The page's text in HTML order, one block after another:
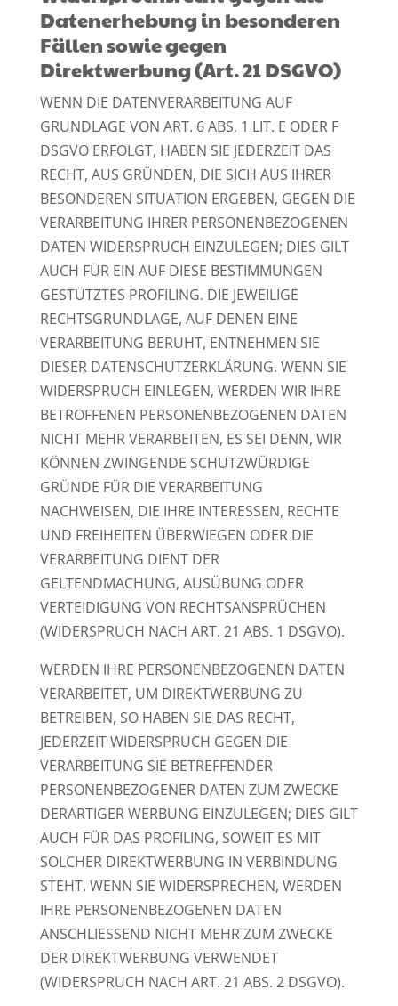
Datenerhebung in besonderen
Fällen sowie gegen
Direktwerbung (Art. 21 DSGVO)
WENN DIE DATENVERARBEITUNG AUF
GRUNDLAGE VON ART. 6 ABS. 1 LIT. E ODER F
DSGVO ERFOLGT, HABEN SIE JEDERZEIT DAS
RECHT, AUS GRÜNDEN, DIE SICH AUS IHRER
BESONDEREN SITUATION ERGEBEN, GEGEN DIE
VERARBEITUNG IHRER PERSONENBEZOGENEN
DATEN WIDERSPRUCH EINZULEGEN; DIES GILT
AUCH FÜR EIN AUF DIESE BESTIMMUNGEN
GESTÜTZTES PROFILING. DIE JEWEILIGE
RECHTSGRUNDLAGE, AUF DENEN EINE
VERARBEITUNG BERUHT, ENTNEHMEN SIE
DIESER DATENSCHUTZERKLÄRUNG. WENN SIE
WIDERSPRUCH EINLEGEN, WERDEN WIR IHRE
BETROFFENEN PERSONENBEZOGENEN DATEN
NICHT MEHR VERARBEITEN, ES SEI DENN, WIR
KÖNNEN ZWINGENDE SCHUTZWÜRDIGE
GRÜNDE FÜR DIE VERARBEITUNG
NACHWEISEN, DIE IHRE INTERESSEN, RECHTE
UND FREIHEITEN ÜBERWIEGEN ODER DIE
VERARBEITUNG DIENT DER
GELTENDMACHUNG, AUSÜBUNG ODER
VERTEIDIGUNG VON RECHTSANSPRÜCHEN
(WIDERSPRUCH NACH ART. 21 ABS. 1 DSGVO).
WERDEN IHRE PERSONENBEZOGENEN DATEN
VERARBEITET, UM DIREKTWERBUNG ZU
BETREIBEN, SO HABEN SIE DAS RECHT,
JEDERZEIT WIDERSPRUCH GEGEN DIE
VERARBEITUNG SIE BETREFFENDER
PERSONENBEZOGENER DATEN ZUM ZWECKE
DERARTIGER WERBUNG EINZULEGEN; DIES GILT
AUCH FÜR DAS PROFILING, SOWEIT ES MIT
SOLCHER DIREKTWERBUNG IN VERBINDUNG
STEHT. WENN SIE WIDERSPRECHEN, WERDEN
IHRE PERSONENBEZOGENEN DATEN
ANSCHLIESSEND NICHT MEHR ZUM ZWECKE
DER DIREKTWERBUNG VERWENDET
(WIDERSPRUCH NACH ART. 21 ABS. 2 DSGVO).